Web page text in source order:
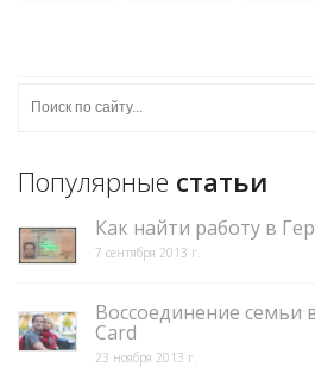
Популярные статьи
Как найти работу в
7 сентября 2013 г.
Воссоединение семьи
Card
23 ноября 2013 г.